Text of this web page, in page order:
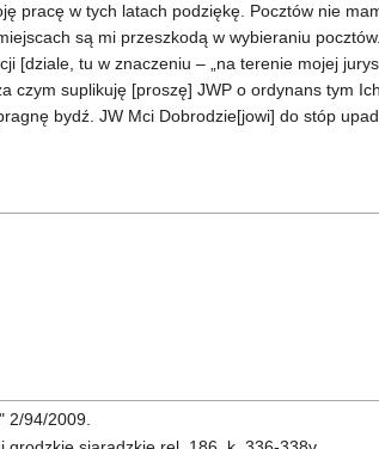
pracę w tych latach podziękę. Pocztów nie
są mi przeszkodą w wybieraniu
[dziale, tu w znaczeniu – „na terenie mojej
czym suplikuję [proszę] JWP o ordynans tym
bydź. JW Mci Dobrodzie[jowi] do stóp
2/94/2009.